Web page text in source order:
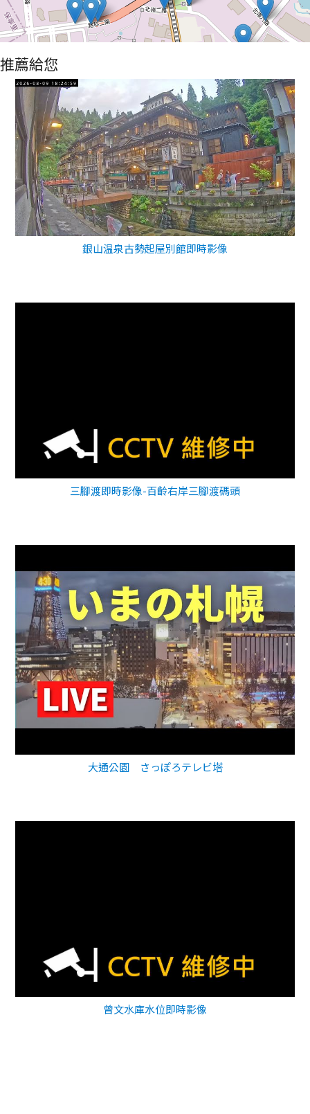
推薦給您
銀山温泉古勢起屋別館即時影像
三腳渡即時影像-百齡右岸三腳渡碼頭
大通公園 さっぽろテレビ塔
曾文水庫水位即時影像